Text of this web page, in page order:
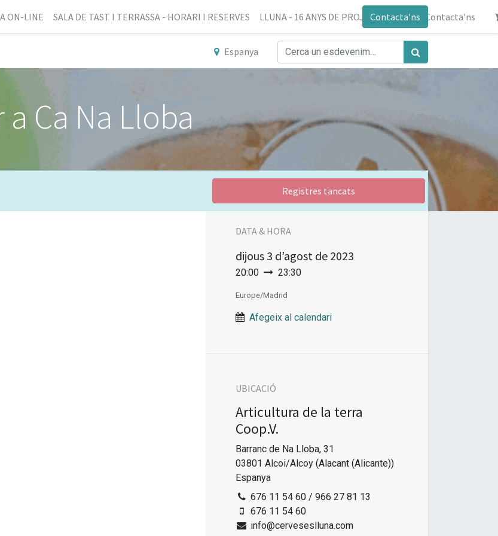
ON-LINE SALA DE TAST I TERRASSA - HORARI I RESERVES LLUNA - 16 ANYS DE PROJECTE Blog Contacta'ns
Contacta'ns
Espanya
Ca Na Lloba
Registres tancats
DATA & HORA
dijous 3 d’agost de 2023
20:00 23:30
Europe/Madrid
Afegeix al calendari
UBICACIÓ
Articultura de la terra
Coop.V.
Barranc de Na Lloba, 31
03801 Alcoi/Alcoy (Alacant (Alicante))
Espanya
676 11 54 60 / 966 27 81 13
676 11 54 60
info@cerveseslluna.com